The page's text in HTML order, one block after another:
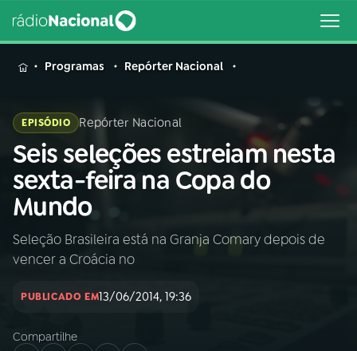
MENU
Buscar
na
Rádio
Nacional
Buscar
AO VIVO
INÍCIO
02A RÁDIO
Programas Repórter Nacional
EPISÓDIO Repórter Nacional
Seis seleções estreiam nesta
sexta-feira na Copa do
Mundo
Seleção Brasileira está na Granja Comary depois de
vencer a Croácia no
PUBLICADO EM13/06/2014, 19:36
Compartilhe